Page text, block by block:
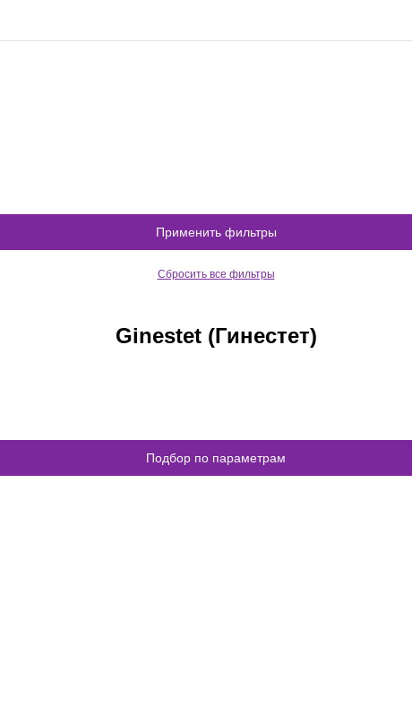
Применить фильтры
Сбросить все фильтры
Ginestet (Гинестет)
Подбор по параметрам